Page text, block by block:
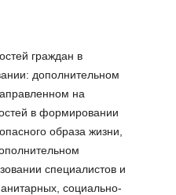
граждан в
дополнительном
на
в формировании
образа жизни,
специалистов и
социально-